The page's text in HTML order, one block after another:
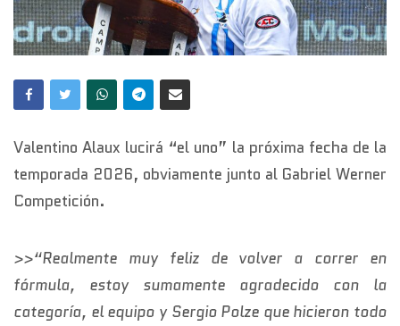
Valentino Alaux lucirá “el uno” la próxima fecha de la
temporada 2026, obviamente junto al Gabriel Werner
Competición.
>>“Realmente muy feliz de volver a correr en
fórmula, estoy sumamente agradecido con la
categoría, el equipo y Sergio Polze que hicieron todo